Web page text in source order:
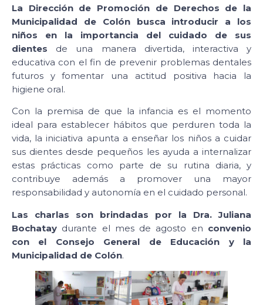
La Dirección de Promoción de Derechos de la
Municipalidad de Colón busca introducir a los
niños en la importancia del cuidado de sus
dientes de una manera divertida, interactiva y
educativa con el fin de prevenir problemas dentales
futuros y fomentar una actitud positiva hacia la
higiene oral.
Con la premisa de que la infancia es el momento
ideal para establecer hábitos que perduren toda la
vida, la iniciativa apunta a enseñar los niños a cuidar
sus dientes desde pequeños les ayuda a internalizar
estas prácticas como parte de su rutina diaria, y
contribuye además a promover una mayor
responsabilidad y autonomía en el cuidado personal.
Las charlas son brindadas por la Dra. Juliana
Bochatay durante el mes de agosto en convenio
con el Consejo General de Educación y la
Municipalidad de Colón.